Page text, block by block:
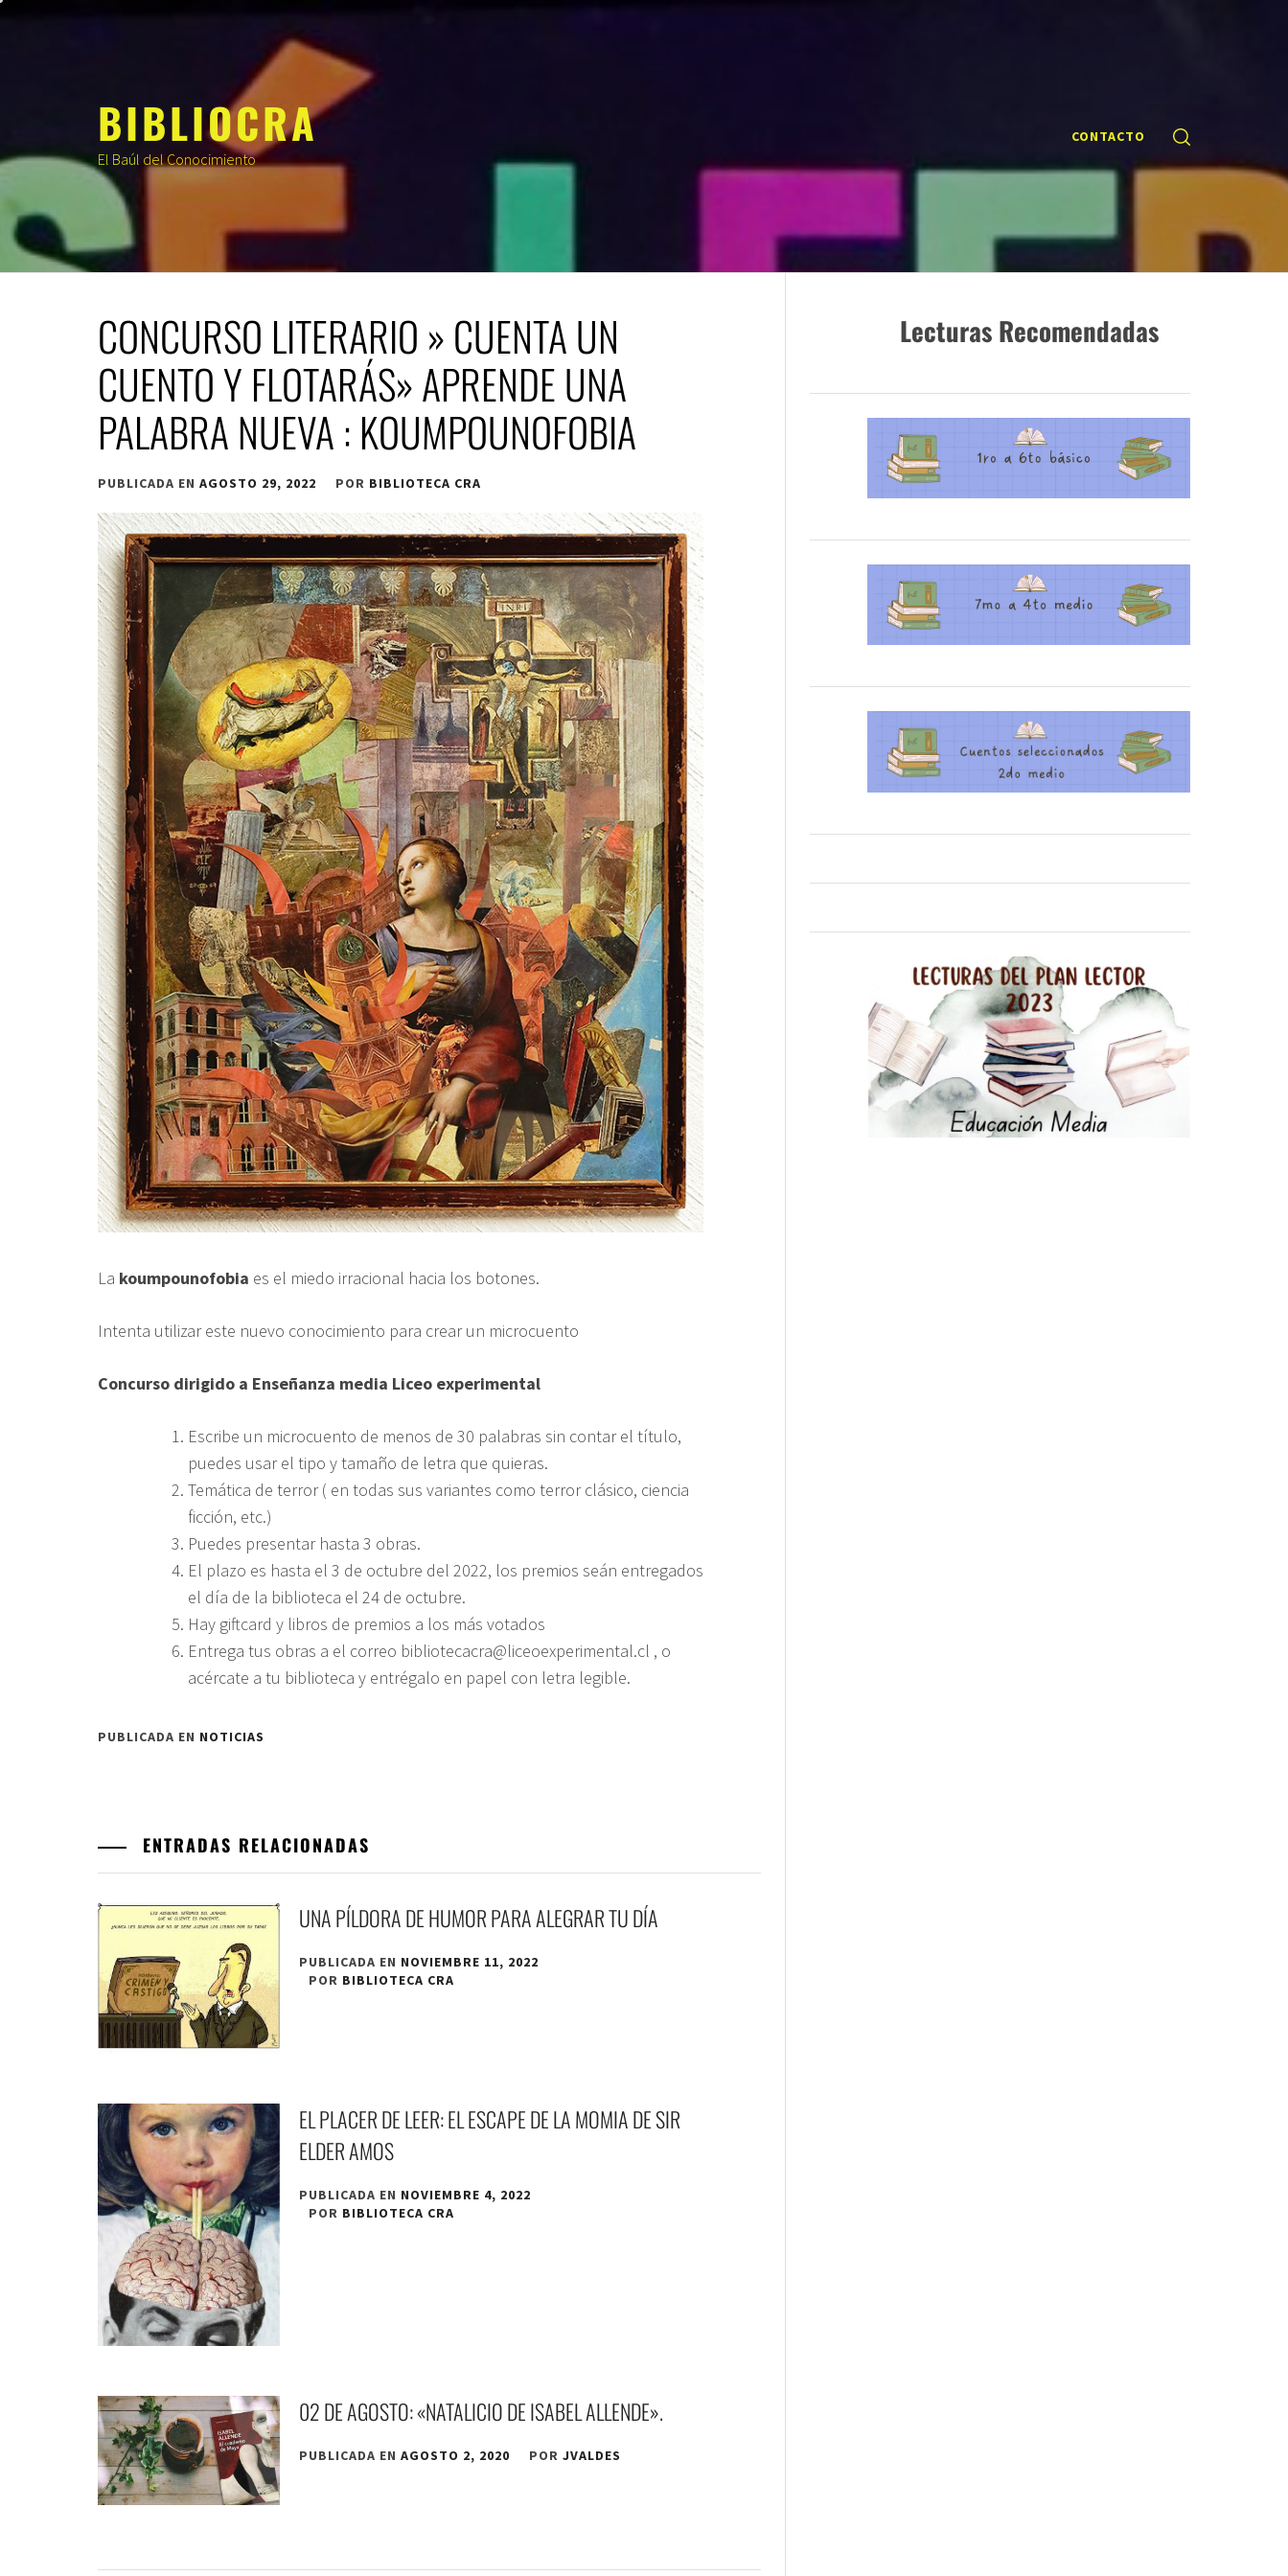
BIBLIOCRA
El Baúl del Conocimiento
CONTACTO
CONCURSO LITERARIO » CUENTA UN
CUENTO Y FLOTARÁS» APRENDE UNA
PALABRA NUEVA : KOUMPOUNOFOBIA
PUBLICADA EN AGOSTO 29, 2022 POR BIBLIOTECA CRA
La koumpounofobia es el miedo irracional hacia los botones.
Intenta utilizar este nuevo conocimiento para crear un microcuento
Concurso dirigido a Enseñanza media Liceo experimental
Escribe un microcuento de menos de 30 palabras sin contar el título,
puedes usar el tipo y tamaño de letra que quieras.
Temática de terror ( en todas sus variantes como terror clásico, ciencia
ficción, etc.)
Puedes presentar hasta 3 obras.
El plazo es hasta el 3 de octubre del 2022, los premios seán entregados
el día de la biblioteca el 24 de octubre.
Hay giftcard y libros de premios a los más votados
Entrega tus obras a el correo bibliotecacra@liceoexperimental.cl , o
acércate a tu biblioteca y entrégalo en papel con letra legible.
PUBLICADA EN NOTICIAS
ENTRADAS RELACIONADAS
UNA PÍLDORA DE HUMOR PARA ALEGRAR TU DÍA
PUBLICADA EN NOVIEMBRE 11, 2022
POR BIBLIOTECA CRA
EL PLACER DE LEER: EL ESCAPE DE LA MOMIA DE SIR
ELDER AMOS
PUBLICADA EN NOVIEMBRE 4, 2022
POR BIBLIOTECA CRA
02 DE AGOSTO: «NATALICIO DE ISABEL ALLENDE».
PUBLICADA EN AGOSTO 2, 2020 POR JVALDES
Lecturas Recomendadas